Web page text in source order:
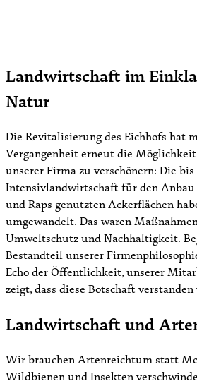
Landwirtschaft im
Natur
Die Revitalisierung des Eichhofs hat
Vergangenheit erneut die
unserer Firma zu verschönern: Die
Intensivlandwirtschaft für den Anbau
und Raps genutzten Ackerflächen
umgewandelt. Das waren
Umweltschutz und Nachhaltigkeit.
Bestandteil unserer
Echo der Öffentlichkeit, unserer
zeigt, dass diese Botschaft
Landwirtschaft und
Wir brauchen Artenreichtum statt
Wildbienen und Insekten